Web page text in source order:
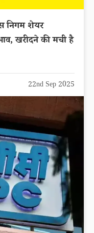
निगम शेयर
खरीदने की मची है
22nd Sep 2025